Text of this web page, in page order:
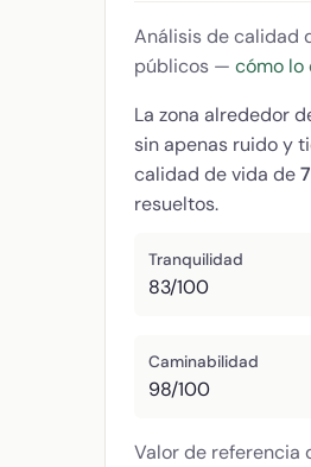
Análisis de calidad
públicos — cómo lo
La zona alrededor
sin apenas ruido y
calidad de vida de
resueltos.
Tranquilidad
83/100
Caminabilidad
98/100
Valor de referencia